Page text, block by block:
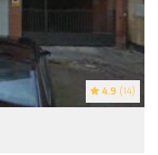
4.9 (14)